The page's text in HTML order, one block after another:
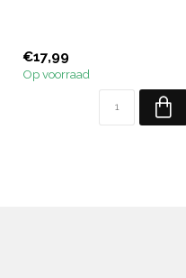
€17,99
Op voorraad